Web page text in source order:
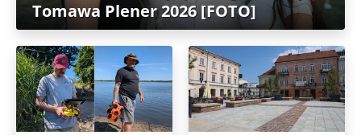
Tomawa Plener 2026 [FOTO]